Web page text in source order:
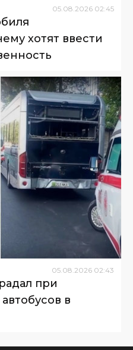
05.08.2026 02:45
хотят ввести
05.08.2026 02:43
при
в